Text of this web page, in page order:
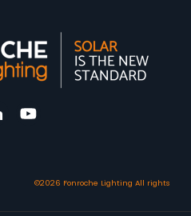
Lighting All rights